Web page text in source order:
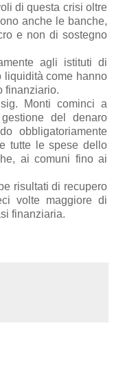
di questa crisi oltre
anche le banche,
e non di sostegno
agli istituti di
liquidità come hanno
finanziario.
Monti cominci a
del denaro
obbligatoriamente
tutte le spese dello
ai comuni fino ai
risultati di recupero
volte maggiore di
finanziaria.